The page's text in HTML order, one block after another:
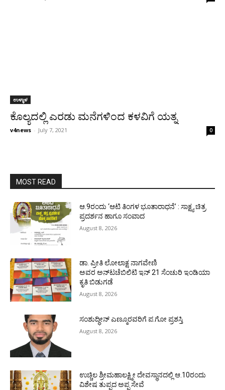
ಉಳ್ಳಾಳ
ಕೊಲ್ಯದಲ್ಲಿ ಎರಡು ಮನೆಗಳಿಂದ ಕಳವಿಗೆ ಯತ್ನ
v4news - July 7, 2021 0
MOST READ
ಆ.9ರಂದು ‘ಆಟಿ ತಿಂಗಳ ಭೂತಾರಾಧನೆ’ : ಸಾಕ್ಷ್ಯ ಚಿತ್ರ
ಪ್ರದರ್ಶನ ಹಾಗೂ ಸಂವಾದ
August 8, 2026
ಡಾ. ಪ್ರೀತಿ ಲೋಲಾಕ್ಷ ನಾಗವೇಣಿ
ಅವರ ಅನ್‌ಟಚೆಬಿಲಿಟಿ ಇನ್ 21 ಸೆಂಚುರಿ ಇಂಡಿಯಾ
ಕೃತಿ ಬಿಡುಗಡೆ
August 8, 2026
ಸಂಶುದ್ಧೀನ್ ಎಣ್ಮೂರವರಿಗೆ ಪ.ಗೋ ಪ್ರಶಸ್ತಿ
August 8, 2026
ಉಚ್ಚಿಲ ಶ್ರೀಮಹಾಲಕ್ಷ್ಮೀ ದೇವಸ್ಥಾನದಲ್ಲಿ ಆ.10ರಂದು
ವಿಶೇಷ ತುಪ್ಪದ ಅಪ್ಪ ಸೇವೆ